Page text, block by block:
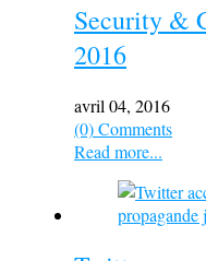
Security &
2016
avril 04, 2016
(0) Comments
Read more...